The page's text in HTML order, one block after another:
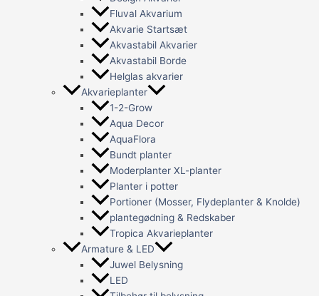
Fluval Akvarium
Akvarie Startsæt
Akvastabil Akvarier
Akvastabil Borde
Helglas akvarier
Akvarieplanter
1-2-Grow
Aqua Decor
AquaFlora
Bundt planter
Moderplanter XL-planter
Planter i potter
Portioner (Mosser, Flydeplanter & Knolde)
plantegødning & Redskaber
Tropica Akvarieplanter
Armature & LED
Juwel Belysning
LED